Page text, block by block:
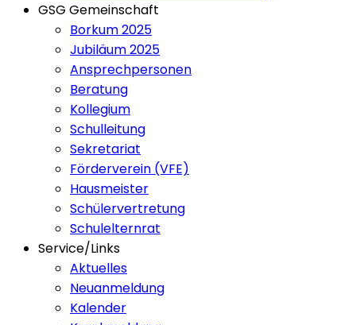
GSG Gemeinschaft
Borkum 2025
Jubiläum 2025
Ansprechpersonen
Beratung
Kollegium
Schulleitung
Sekretariat
Förderverein (VFE)
Hausmeister
Schülervertretung
Schulelternrat
Service/Links
Aktuelles
Neuanmeldung
Kalender